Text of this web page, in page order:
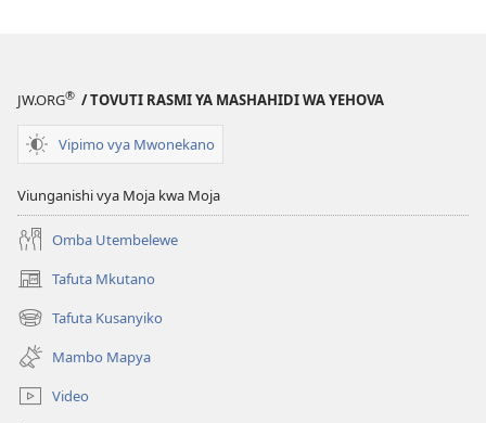
JW.ORG® / TOVUTI RASMI YA MASHAHIDI WA YEHOVA
Vipimo vya Mwonekano
Viunganishi vya Moja kwa Moja
Omba Utembelewe
Tafuta Mkutano
(opens
new
window)
Tafuta Kusanyiko
(opens
new
window)
Mambo Mapya
Video